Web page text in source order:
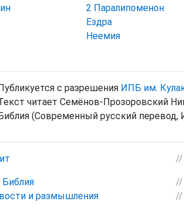
2 Паралипоменон
Ездра
Неемия
с разрешения ИПБ им.
читает Семёнов-Прозоровский
(Современный русский перевод,
//
Библия
и размышления
//
//